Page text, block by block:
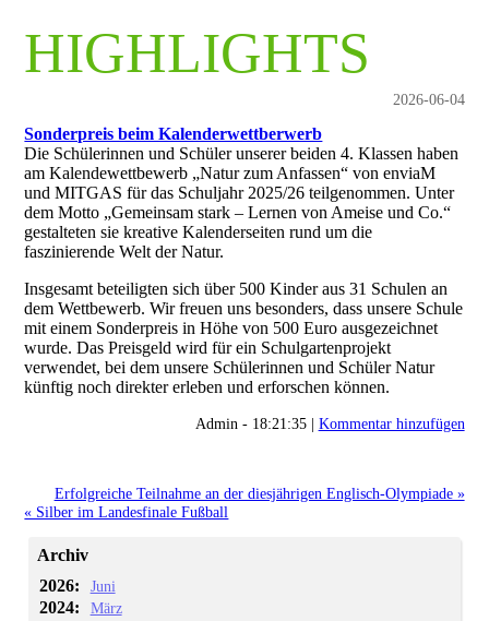
HIGHLIGHTS
2026-06-04
Sonderpreis beim Kalenderwettberwerb
Die Schülerinnen und Schüler unserer beiden 4. Klassen haben
am Kalendewettbewerb „Natur zum Anfassen“ von enviaM
und MITGAS für das Schuljahr 2025/26 teilgenommen. Unter
dem Motto „Gemeinsam stark – Lernen von Ameise und Co.“
gestalteten sie kreative Kalenderseiten rund um die
faszinierende Welt der Natur.
Insgesamt beteiligten sich über 500 Kinder aus 31 Schulen an
dem Wettbewerb. Wir freuen uns besonders, dass unsere Schule
mit einem Sonderpreis in Höhe von 500 Euro ausgezeichnet
wurde. Das Preisgeld wird für ein Schulgartenprojekt
verwendet, bei dem unsere Schülerinnen und Schüler Natur
künftig noch direkter erleben und erforschen können.
Admin - 18:21:35 | Kommentar hinzufügen
Erfolgreiche Teilnahme an der diesjährigen Englisch-Olympiade »
« Silber im Landesfinale Fußball
Archiv
2026:
Juni
2024: März